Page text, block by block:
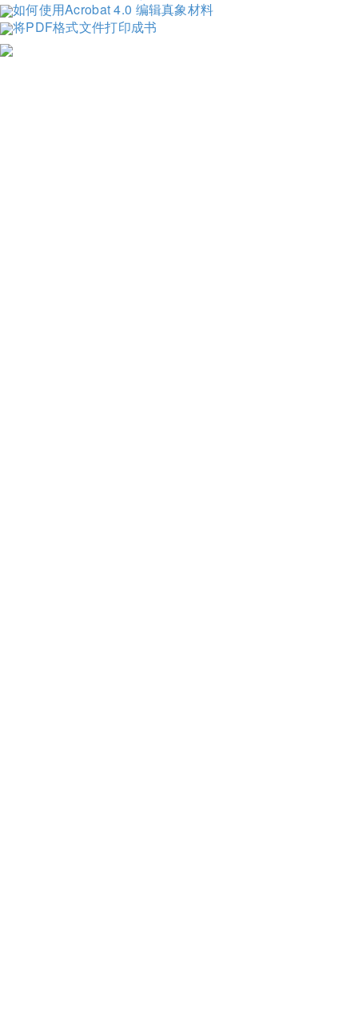
如何使用Acrobat 4.0 编辑真象材料
将PDF格式文件打印成书